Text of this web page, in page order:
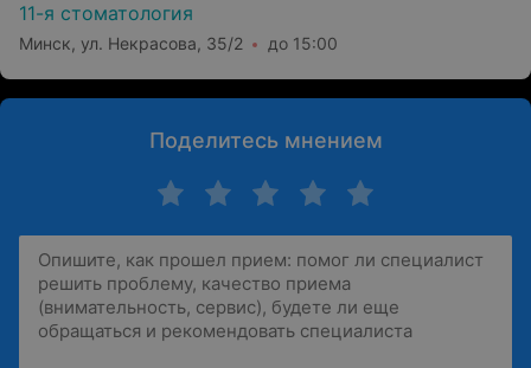
11-я стоматология
Минск, ул. Некрасова, 35/2 до 15:00
Поделитесь мнением